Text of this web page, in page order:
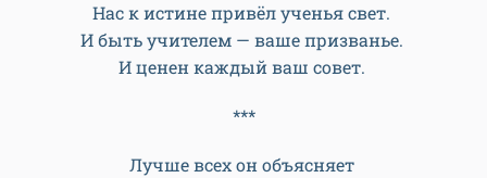
Нас к истине привёл ученья свет.
И быть учителем — ваше призванье.
И ценен каждый ваш совет.
***
Лучше всех он объясняет